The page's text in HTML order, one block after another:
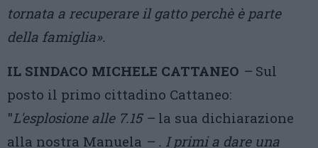
tornata a recuperare il gatto perchè è parte
della famiglia».
IL SINDACO MICHELE CATTANEO – Sul
posto il primo cittadino Cattaneo:
"L'esplosione alle 7.15 – la sua dichiarazione
alla nostra Manuela – . I primi a dare una